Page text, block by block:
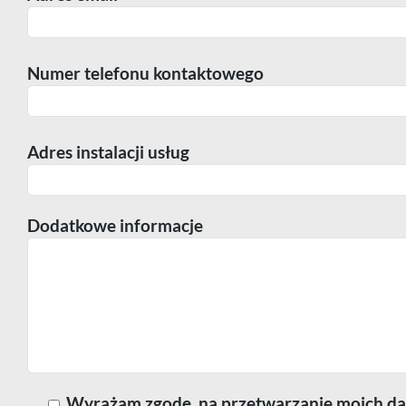
Numer telefonu kontaktowego
Adres instalacji usług
Dodatkowe informacje